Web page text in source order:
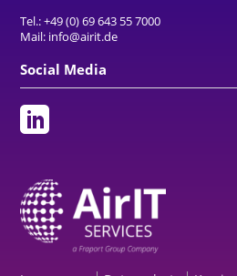
Tel.:+49 (0) 69 643 55 7000
Mail: info@airit.de
Social Media